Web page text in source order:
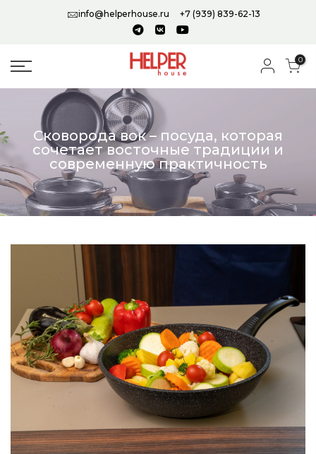
info@helperhouse.ru +7 (939) 839-62-13
0
Сковорода вок – посуда, которая
сочетает восточные традиции и
современную практичность